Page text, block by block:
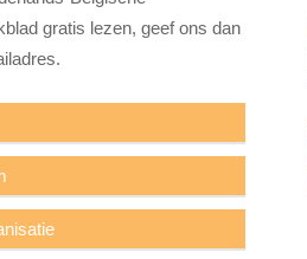
gratis lezen, geef ons dan